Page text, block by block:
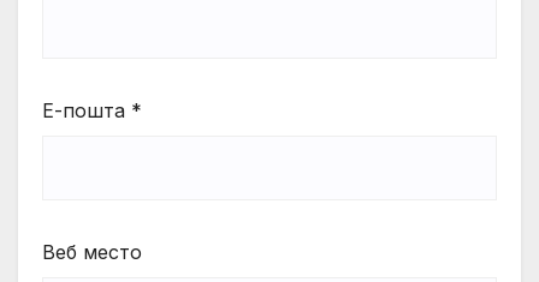
Е-пошта *
Веб место